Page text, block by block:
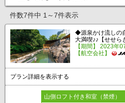
件数7件中 1～7件表示
◆源泉かけ流しの
大満喫♪♪【せせら
【期間】 2023年
【航空会社】
プラン詳細を表示する
山側ロフト付き和室（禁煙）